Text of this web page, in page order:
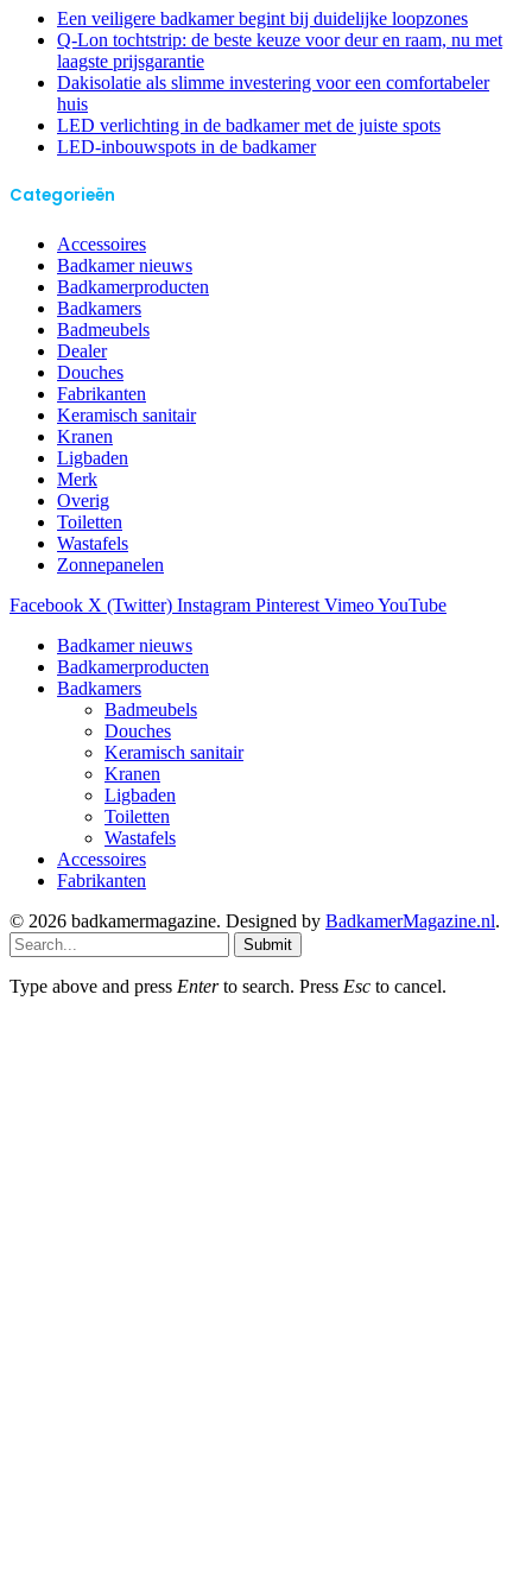
Een veiligere badkamer begint bij duidelijke loopzones
Q-Lon tochtstrip: de beste keuze voor deur en raam, nu met
laagste prijsgarantie
Dakisolatie als slimme investering voor een comfortabeler
huis
LED verlichting in de badkamer met de juiste spots
LED-inbouwspots in de badkamer
Categorieën
Accessoires
Badkamer nieuws
Badkamerproducten
Badkamers
Badmeubels
Dealer
Douches
Fabrikanten
Keramisch sanitair
Kranen
Ligbaden
Merk
Overig
Toiletten
Wastafels
Zonnepanelen
Facebook X (Twitter) Instagram Pinterest VimeoYouTube
Badkamer nieuws
Badkamerproducten
Badkamers
Badmeubels
Douches
Keramisch sanitair
Kranen
Ligbaden
Toiletten
Wastafels
Accessoires
Fabrikanten
© 2026 badkamermagazine. Designed by BadkamerMagazine.nl.
Submit
Type above and press Enterto search. Press Esc to cancel.